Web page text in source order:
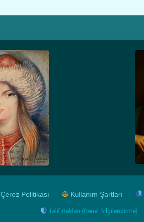
Çerez Politikası Kullanım Şartları
Telif Hakları (Genel Bilgilendirme)